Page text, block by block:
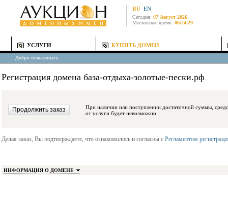
RU EN
Сегодня: 07 Август 2026
Московское время: 06:24:29
УСЛУГИ КУПИТЬ ДОМЕН
Добро пожаловать
Регистрация домена база-отдыха-золотые-пески.рф
При наличии или поступлении достаточной суммы, средства будут
от услуги будет невозможно.
Делая заказ, Вы подтверждаете, что ознакомились и согласны с Регламентом
ИНФОРМАЦИЯ О ДОМЕНЕ